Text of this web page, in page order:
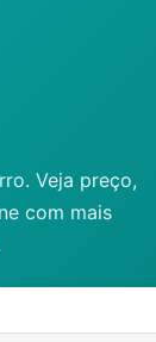
Veja preço,
com mais